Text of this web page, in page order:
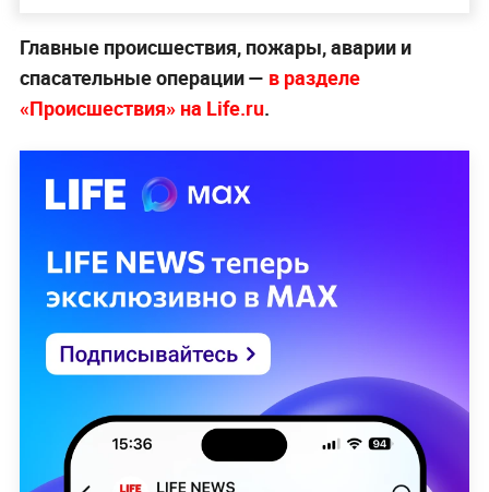
Главные происшествия, пожары, аварии и
спасательные операции — в разделе
«Происшествия» на Life.ru.